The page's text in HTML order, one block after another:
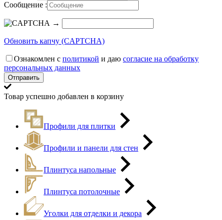
Сообщение :
→
Обновить капчу (CAPTCHA)
Ознакомлен с политикой и даю согласие на обработку
персональных данных
Товар успешно добавлен в корзину
Профили для плитки
Профили и панели для стен
Плинтуса напольные
Плинтуса потолочные
Уголки для отделки и декора